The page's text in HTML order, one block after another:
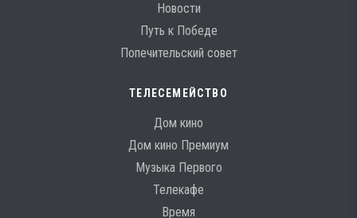
Новости
Путь к Победе
Попечительский совет
ТЕЛЕСЕМЕЙСТВО
Дом кино
Дом кино Премиум
Музыка Первого
Телекафе
Время